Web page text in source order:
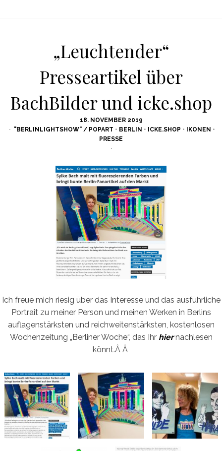
„Leuchtender“
Presseartikel über
BachBilder und icke.shop
POSTED
ON
18. NOVEMBER 2019
"BERLINLIGHTSHOW" / POPART • BERLIN • ICKE.SHOP • IKONEN •
PRESSE
Ich freue mich riesig über das Interesse und das ausführliche
Portrait zu meiner Person und meinen Werken in Berlins
auflagenstärksten und reichweitenstärksten, kostenlosen
Wochenzeitung „Berliner Woche“, das Ihr hiernachlesen
könnt.Â Â